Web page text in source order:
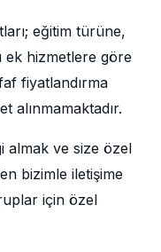
eğitim türüne,
ek hizmetlere göre
fiyatlandırma
alınmamaktadır.
almak ve size özel
bizimle iletişime
için özel